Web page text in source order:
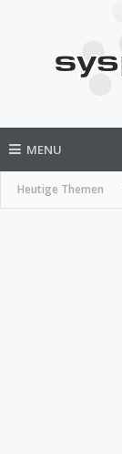
MENU
Heutige Themen